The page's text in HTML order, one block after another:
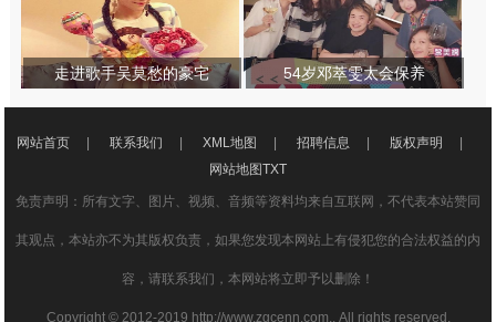
走进歌手吴莫愁的豪宅 54岁邓萃雯太会保养
网站首页 联系我们 XML地图 招聘信息 版权声明
网站地图TXT
免责声明：所有文字、图片、视频、音频等资料均来自互联网，不代表本站赞同
其观点，本站亦不为其版权负责，如果您发现本网站上有侵犯您的合法权益的内
容，请联系我们，本网站将立即予以删除！
Copyright © 2012-2019 http://www.zgcenn.com., All rights reserved.